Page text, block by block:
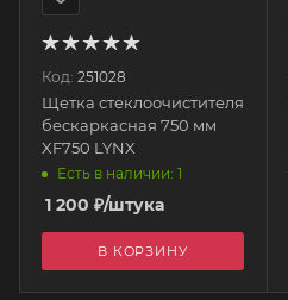
Код: 251028
Щетка стеклоочистителя
бескаркасная 750 мм
XF750 LYNX
Есть в наличии: 1
1 200 ₽/штука
В КОРЗИНУ